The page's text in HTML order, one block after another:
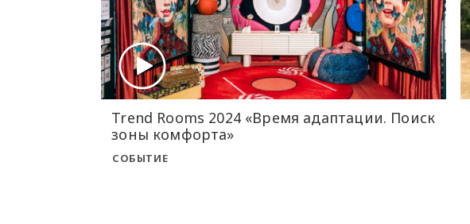
Trend Rooms 2024 «Время адаптации. Поиск
зоны комфорта»
СОБЫТИЕ